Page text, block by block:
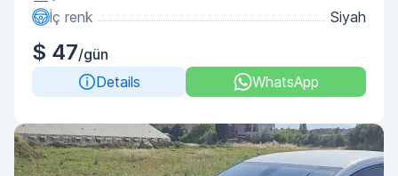
İç renk
Siyah
$ 47/gün
Details
WhatsApp